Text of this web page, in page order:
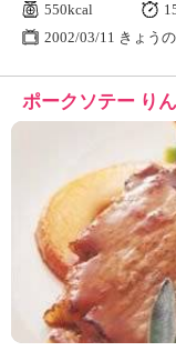
550kcal
2002/03/11 きょう
ポークソテー り